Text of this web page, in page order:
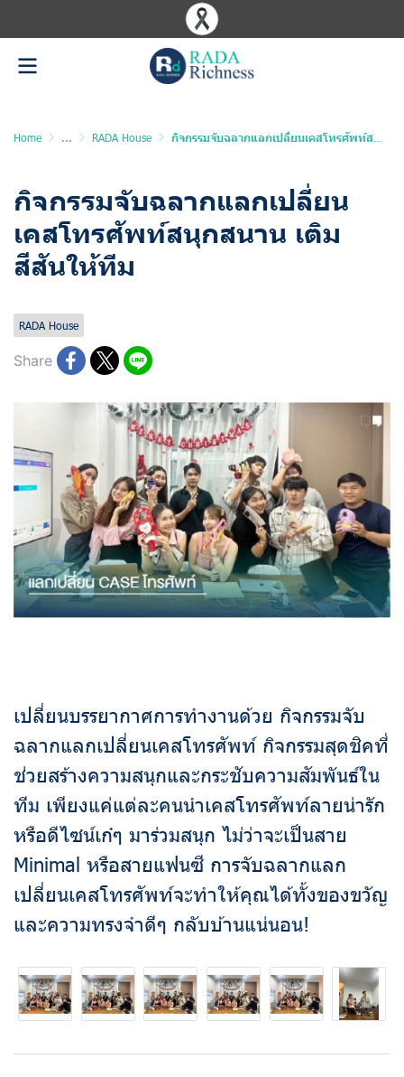
Home ... RADA House กิจกรรมจับฉลากแลกเปลี่ยนเคสโทรศัพท์สนุกสนาน เติมสีสันให้ทีม
กิจกรรมจับฉลากแลกเปลี่ยน
เคสโทรศัพท์สนุกสนาน เติม
สีสันให้ทีม
RADA House
Share
เปลี่ยนบรรยากาศการทำงานด้วย กิจกรรมจับ
ฉลากแลกเปลี่ยนเคสโทรศัพท์ กิจกรรมสุดชิคที่
ช่วยสร้างความสนุกและกระชับความสัมพันธ์ใน
ทีม เพียงแค่แต่ละคนนำเคสโทรศัพท์ลายน่ารัก
หรือดีไซน์เก๋ๆ มาร่วมสนุก ไม่ว่าจะเป็นสาย
Minimal หรือสายแฟนซี การจับฉลากแลก
เปลี่ยนเคสโทรศัพท์จะทำให้คุณได้ทั้งของขวัญ
และความทรงจำดีๆ กลับบ้านแน่นอน!